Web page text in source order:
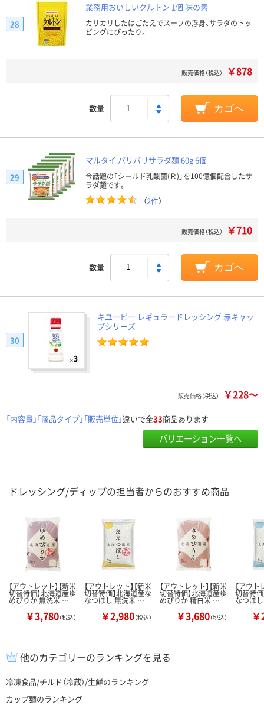
業務用おいしいクルトン 1個 味の素
カリカリしたはごたえでスープの浮身、サラダのトッ
ピングにぴったり。
28
販売価格（税込） ￥878
数量 カゴへ
マルタイ パリパリサラダ麺 60g 6個
今話題の「シールド乳酸菌(Ｒ)」を100億個配合したサ
ラダ麺です。
（2件）
29
販売価格（税込） ￥710
数量 カゴへ
キユーピー レギュラードレッシング 赤キャッ
プシリーズ
30
販売価格（税込） ￥228～
「内容量」「商品タイプ」「販売単位」違いで全33商品あります
バリエーション一覧へ
ドレッシング/ディップの担当者からのおすすめ商品
【アウトレット】【新米
切替特価】北海道産ゆ
めぴりか 無洗米 …
￥3,780（税込）
【アウトレット】【新米
切替特価】北海道産な
なつぼし 無洗米 …
￥2,980（税込）
【アウトレット】【新米
切替特価】北海道産ゆ
めぴりか 精白米 …
￥3,680（税込）
【アウト
切替特
なつぼ
他のカテゴリーのランキングを見る
冷凍食品/チルド（冷蔵）/生鮮のランキング
カップ麺のランキング